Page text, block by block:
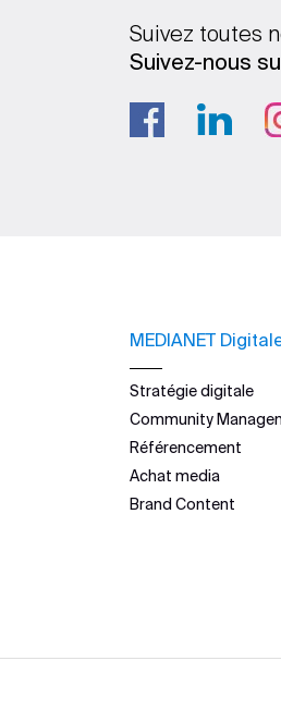
Suivez toutes
Suivez-nous
MEDIANET
Stratégie digitale
Community
Référencement
Achat media
Brand Content